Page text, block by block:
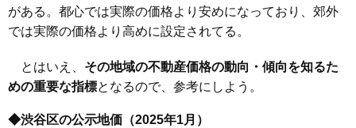
がある。都心では実際の価格より安めになっており、郊外
では実際の価格より高めに設定されてる。
とはいえ、 その地域の不動産価格の動向・傾向を知るた
めの重要な指標となるので、参考にしよう。
◆渋谷区の公示地価（2025年1月）